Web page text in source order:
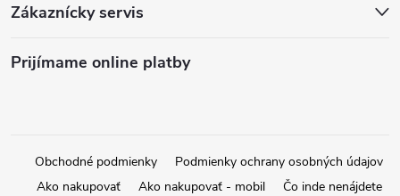
Zákaznícky servis
Prijímame online platby
Obchodné podmienky
Podmienky ochrany osobných údajov
Ako nakupovať
Ako nakupovať - mobil
Čo inde nenájdete